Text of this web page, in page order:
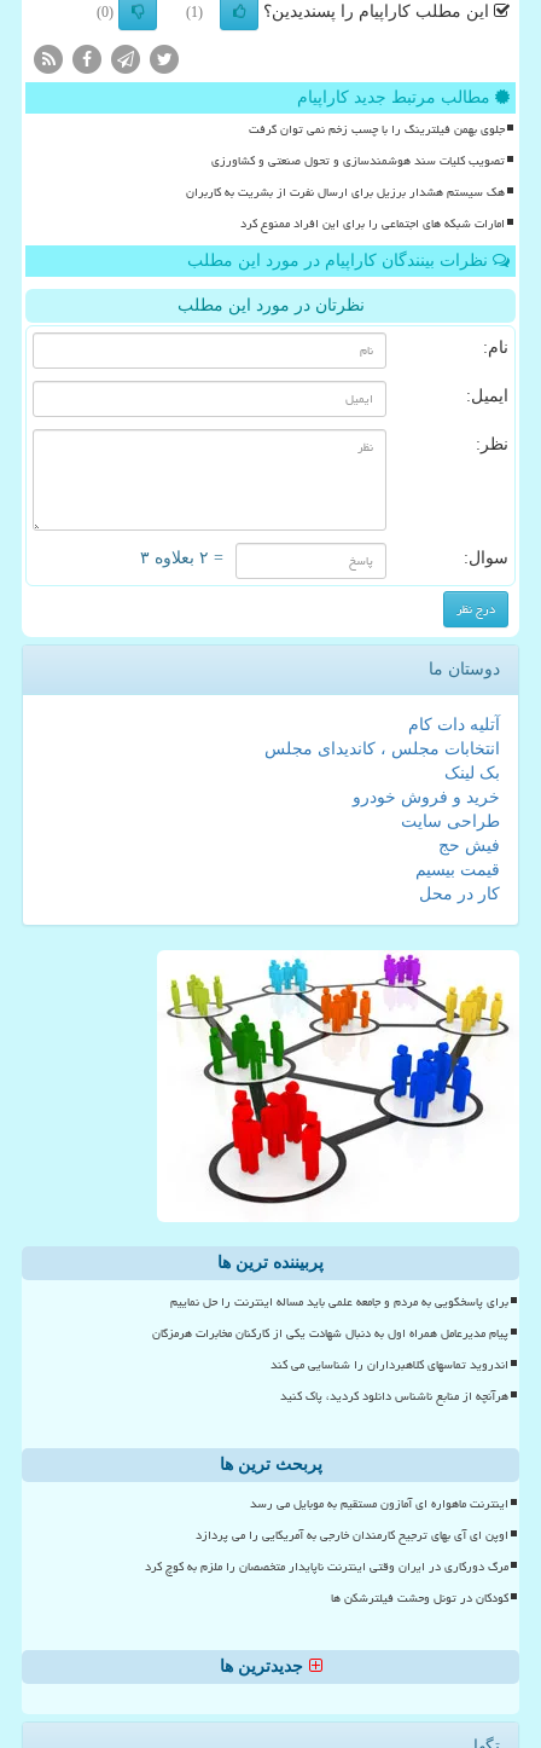
این مطلب کاراپیام را پسندیدین؟ (1)
(0)
مطالب مرتبط جدید کاراپیام
جلوی بهمن فیلترینگ را با چسب زخم نمی توان گرفت
تصویب کلیات سند هوشمندسازی و تحول صنعتی و کشاورزی
هک سیستم هشدار برزیل برای ارسال نفرت از بشریت به کاربران
امارات شبکه های اجتماعی را برای این افراد ممنوع کرد
نظرات بینندگان کاراپیام در مورد این مطلب
نظرتان در مورد این مطلب
نام:
ایمیل:
نظر:
سوال: = ۲ بعلاوه ۳
دوستان ما
آتلیه دات کام
انتخابات مجلس ، کاندیدای مجلس
بک لینک
خرید و فروش خودرو
طراحی سایت
فیش حج
قیمت بیسیم
کار در محل
پربیننده ترین ها
برای پاسخگویی به مردم و جامعه علمی باید مساله اینترنت را حل نماییم
پیام مدیرعامل همراه اول به دنبال شهادت یکی از کارکنان مخابرات هرمزگان
اندروید تماسهای کلاهبرداران را شناسایی می کند
هرآنچه از منابع ناشناس دانلود کردید، پاک کنید
پربحث ترین ها
اینترنت ماهواره ای آمازون مستقیم به موبایل می رسد
اوپن ای آی بهای ترجیح کارمندان خارجی به آمریکایی را می پردازد
مرگ دورکاری در ایران وقتی اینترنت ناپایدار متخصصان را ملزم به کوچ کرد
کودکان در تونل وحشت فیلترشکن ها
جدیدترین ها